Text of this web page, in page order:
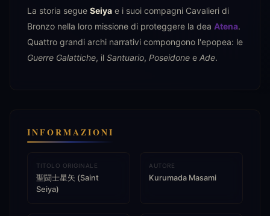
La storia segue Seiya e i suoi compagni Cavalieri di
Bronzo nella loro missione di proteggere la dea Atena.
Quattro grandi archi narrativi compongono l'epopea: le
Guerre Galattiche, il Santuario, Poseidone e Ade.
INFORMAZIONI
TITOLO ORIGINALE
聖闘士星矢 (Saint
Seiya)
AUTORE
Kurumada Masami